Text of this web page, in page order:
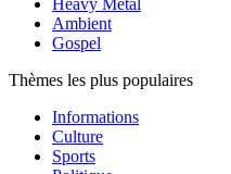
Heavy Metal
Ambient
Gospel
Thèmes les plus populaires
Informations
Culture
Sports